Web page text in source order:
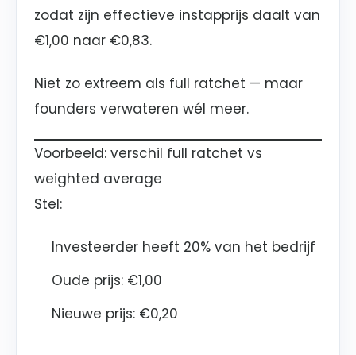
zodat zijn effectieve instapprijs daalt van
€1,00 naar €0,83.
Niet zo extreem als full ratchet — maar
founders verwateren wél meer.
Voorbeeld: verschil full ratchet vs
weighted average
Stel:
Investeerder heeft 20% van het bedrijf
Oude prijs: €1,00
Nieuwe prijs: €0,20